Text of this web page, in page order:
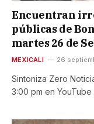
Encuentran
públicas de
martes 26 de
MEXICALI 26
Sintoniza Zero
3:00 pm en